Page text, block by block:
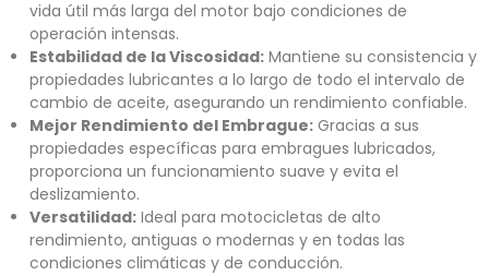
vida útil más larga del motor bajo condiciones de
operación intensas.
Estabilidad de la Viscosidad: Mantiene su consistencia y
propiedades lubricantes a lo largo de todo el intervalo de
cambio de aceite, asegurando un rendimiento confiable.
Mejor Rendimiento del Embrague: Gracias a sus
propiedades específicas para embragues lubricados,
proporciona un funcionamiento suave y evita el
deslizamiento.
Versatilidad: Ideal para motocicletas de alto
rendimiento, antiguas o modernas y en todas las
condiciones climáticas y de conducción.